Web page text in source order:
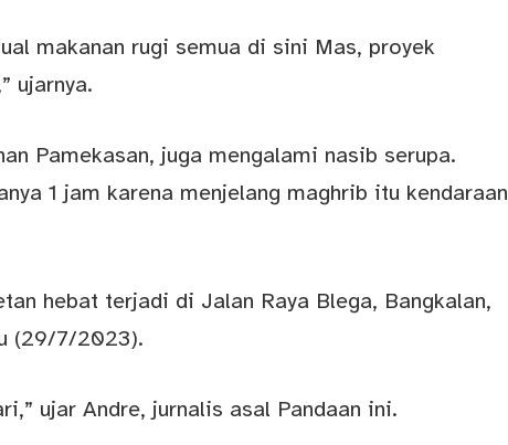
makanan rugi semua di sini Mas, proyek
ujarnya.
Pamekasan, juga mengalami nasib serupa.
1 jam karena menjelang maghrib itu kendaraan
ujar Andre, jurnalis asal Pandaan ini.